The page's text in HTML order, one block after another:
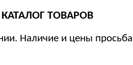
КАТАЛОГ ТОВАРОВ
Наличие и цены просьба